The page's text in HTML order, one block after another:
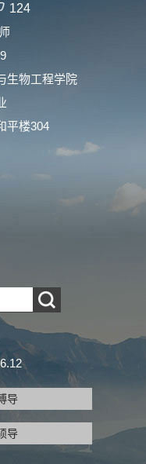
124
生物工程学院
平楼304
6.12
导
导